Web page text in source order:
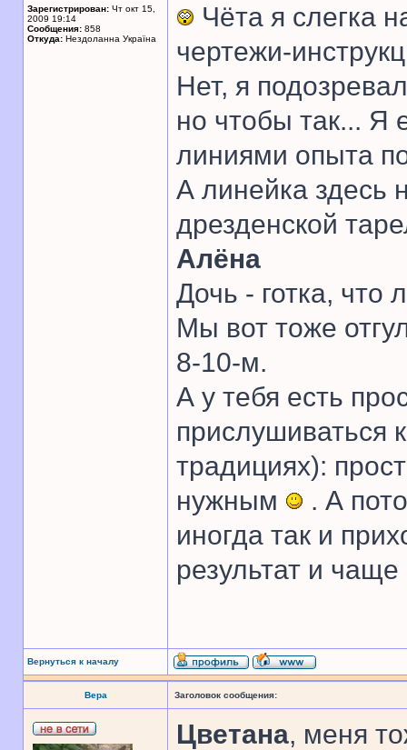
Зарегистрирован: Чт окт 15,
2009 19:14
Сообщения: 858
Откуда: Нездоланна Україна
Чёта я слегка
чертежи-
Нет, я
но чтобы так... Я
линиями опыта
А линейка здесь
дрезденской
Алёна
Дочь - готка, что
Мы вот тоже
8-10-м.
А у тебя есть
прислушиваться
традициях):
нужным
. А
иногда так и
результат и
Вернуться к началу
Вера Заголовок сообщения:
Цветана, меня